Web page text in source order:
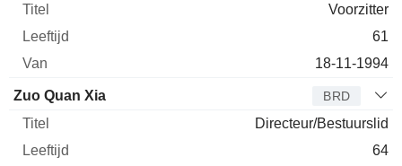
Voorzitter
61
18-11-1994
Zuo Quan Xia BRD
Directeur/Bestuurslid
64